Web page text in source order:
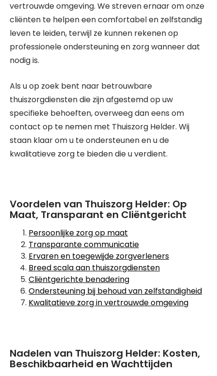
vertrouwde omgeving. We streven ernaar om onze
cliënten te helpen een comfortabel en zelfstandig
leven te leiden, terwijl ze kunnen rekenen op
professionele ondersteuning en zorg wanneer dat
nodig is.
Als u op zoek bent naar betrouwbare
thuiszorgdiensten die zijn afgestemd op uw
specifieke behoeften, overweeg dan eens om
contact op te nemen met Thuiszorg Helder. Wij
staan klaar om u te ondersteunen en u de
kwalitatieve zorg te bieden die u verdient.
Voordelen van Thuiszorg Helder: Op
Maat, Transparant en Cliëntgericht
Persoonlijke zorg op maat
Transparante communicatie
Ervaren en toegewijde zorgverleners
Breed scala aan thuiszorgdiensten
Cliëntgerichte benadering
Ondersteuning bij behoud van zelfstandigheid
Kwalitatieve zorg in vertrouwde omgeving
Nadelen van Thuiszorg Helder: Kosten,
Beschikbaarheid en Wachttijden